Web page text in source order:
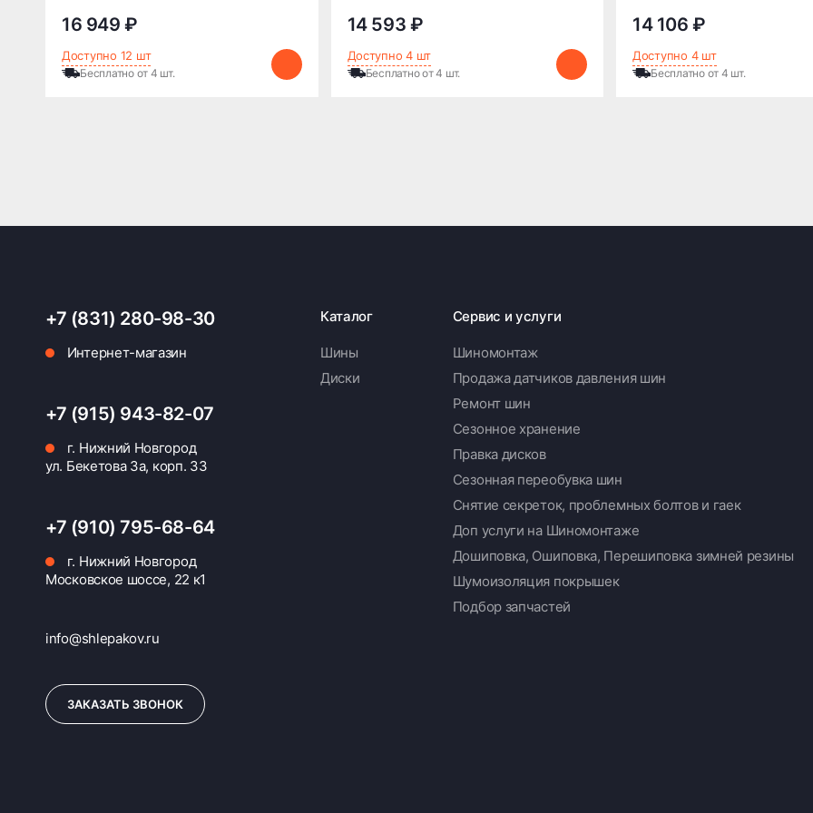
16 949 ₽
Доступно 12 шт
Бесплатно от 4 шт.
14 593 ₽
Доступно 4 шт
Бесплатно от 4 шт.
14 106 ₽
Доступно 4 шт
Бесплатно от 4 шт.
+7 (831) 280-98-30
Интернет-магазин
+7 (915) 943-82-07
г. Нижний Новгород
ул. Бекетова 3а, корп. 33
+7 (910) 795-68-64
г. Нижний Новгород
Московское шоссе, 22 к1
info@shlepakov.ru
ЗАКАЗАТЬ ЗВОНОК
Каталог
Шины
Диски
Сервис и услуги
Шиномонтаж
Продажа датчиков давления шин
Ремонт шин
Сезонное хранение
Правка дисков
Сезонная переобувка шин
Снятие секреток, проблемных болтов и гаек
Доп услуги на Шиномонтаже
Дошиповка, Ошиповка, Перешиповка зимней резины
Шумоизоляция покрышек
Подбор запчастей